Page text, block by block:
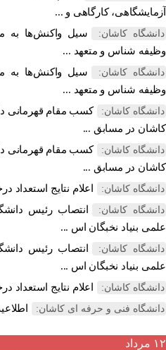
کارگاهی و ...
کاشان:
سیل واکنش‌ها به
شناس و متعهد ...
کاشان:
سیل واکنش‌ها به
شناس و متعهد ...
کاشان: کسب مقام قهرمانی
در مسابق ...
کاشان: کسب مقام قهرمانی
در مسابق ...
کاشان: اعلام نتایج استعداد
کاشان:
انتصاب رئیس
بنیاد نخبگان اس ...
کاشان:
انتصاب رئیس
بنیاد نخبگان اس ...
کاشان: اعلام نتایج استعداد
فنی و حرفه ای کاشان:
مرداد